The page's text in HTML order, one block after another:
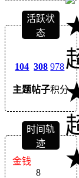
活跃状
态
104
主题
308
帖子
978
积分
时间轨
迹
金钱
8